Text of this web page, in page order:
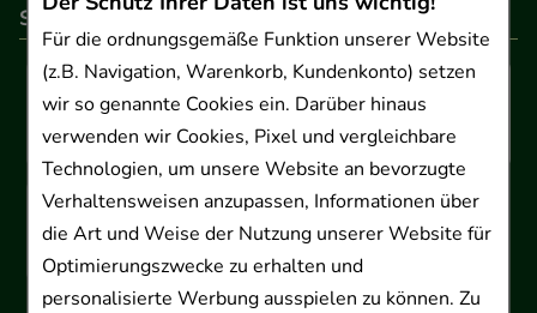
Für die ordnungsgemäße Funktion unserer Website
(z.B. Navigation, Warenkorb, Kundenkonto) setzen
wir so genannte Cookies ein. Darüber hinaus
verwenden wir Cookies, Pixel und vergleichbare
Technologien, um unsere Website an bevorzugte
Verhaltensweisen anzupassen, Informationen über
die Art und Weise der Nutzung unserer Website für
Optimierungszwecke zu erhalten und
personalisierte Werbung ausspielen zu können. Zu
So können Sie bezahlen